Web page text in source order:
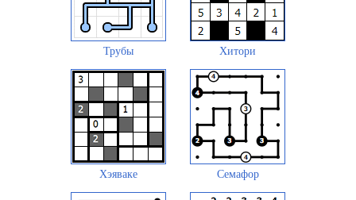
Трубы Хитори
Хэяваке Семафор